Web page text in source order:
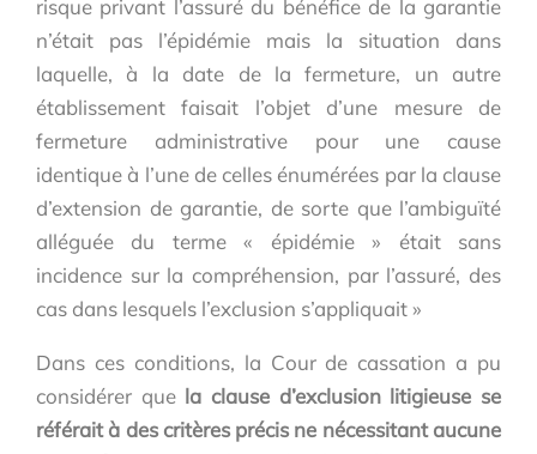
risque privant l’assuré du bénéfice de la garantie
n’était pas l’épidémie mais la situation dans
laquelle, à la date de la fermeture, un autre
établissement faisait l’objet d’une mesure de
fermeture administrative pour une cause
identique à l’une de celles énumérées par la clause
d’extension de garantie, de sorte que l’ambiguïté
alléguée du terme « épidémie » était sans
incidence sur la compréhension, par l’assuré, des
cas dans lesquels l’exclusion s’appliquait »
Dans ces conditions, la Cour de cassation a pu
considérer quela clause d’exclusion litigieuse se
référait à des critères précis ne nécessitant aucune